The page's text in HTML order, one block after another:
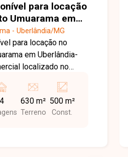
para locação
Umuarama em
- Uberlândia/MG
para locação no
em Uberlândia-
localizado no
500 m², em
próximo ao
pé-direito de 7
4 630 m²
Terreno
500 m²
Const.